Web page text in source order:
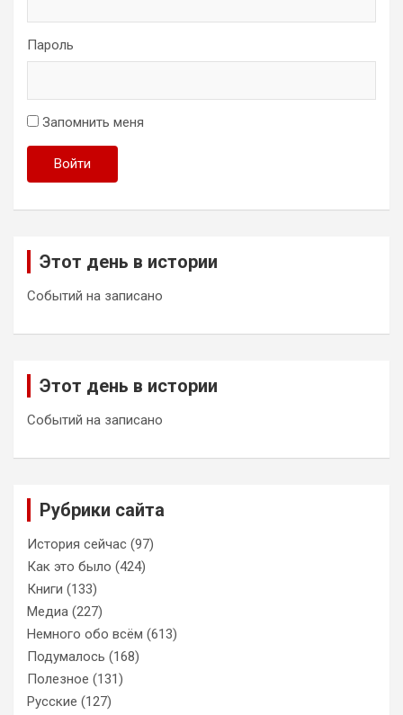
Пароль
Запомнить меня
Войти
Этот день в истории
Событий на записано
Этот день в истории
Событий на записано
Рубрики сайта
История сейчас (97)
Как это было (424)
Книги (133)
Медиа (227)
Немного обо всём (613)
Подумалось (168)
Полезное (131)
Русские (127)